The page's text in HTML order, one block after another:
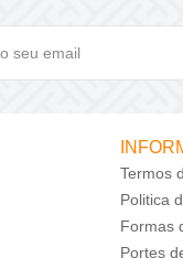
Termos
Politica
Formas
Portes